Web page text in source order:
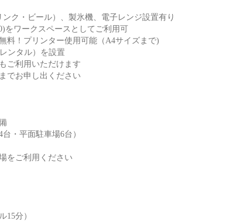
ンク・ビール）、製氷機、電子レンジ設置有り
をワークスペースとしてご利用可
料！プリンター使用可能（A4サイズまで)
ンタル）を設置
ご利用いただけます
でお申し出ください
・平面駐車場6台）
をご利用ください
15分）